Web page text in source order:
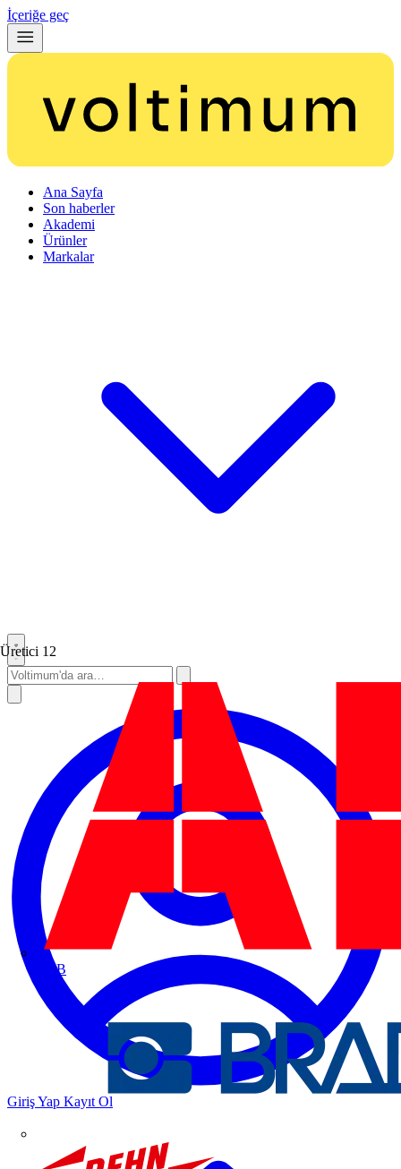
İçeriğe geç
Ana Sayfa
Son haberler
Akademi
Ürünler
Markalar
Üretici 12
ABB
Giriş Yap Kayıt Ol